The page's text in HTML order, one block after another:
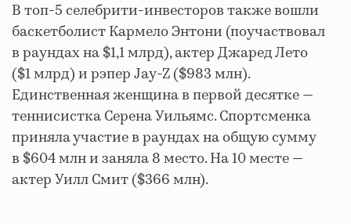
В топ-5 селебрити-инвесторов также вошли
баскетболист Кармело Энтони (поучаствовал
в раундах на $1,1 млрд), актер Джаред Лето
($1 млрд) и рэпер Jay-Z ($983 млн).
Единственная женщина в первой десятке —
теннисистка Серена Уильямс. Спортсменка
приняла участие в раундах на общую сумму
в $604 млн и заняла 8 место. На 10 месте —
актер Уилл Смит ($366 млн).